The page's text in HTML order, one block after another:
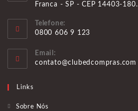
Franca - SP - CEP 14403-180.
Telefone:
0800 606 9 123
em
Email:
contato@clubedcompras.com
Links
Sobre Nós